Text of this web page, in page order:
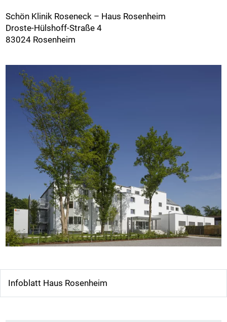
Schön Klinik Roseneck – Haus Rosenheim
Droste-Hülshoff-Straße 4
83024 Rosenheim
Infoblatt Haus Rosenheim